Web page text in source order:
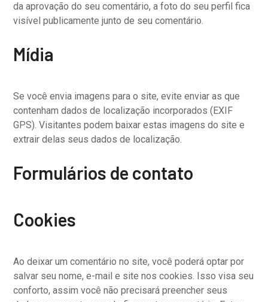
da aprovação do seu comentário, a foto do seu perfil fica
visível publicamente junto de seu comentário.
Mídia
Se você envia imagens para o site, evite enviar as que
contenham dados de localização incorporados (EXIF
GPS). Visitantes podem baixar estas imagens do site e
extrair delas seus dados de localização.
Formulários de contato
Cookies
Ao deixar um comentário no site, você poderá optar por
salvar seu nome, e-mail e site nos cookies. Isso visa seu
conforto, assim você não precisará preencher seus